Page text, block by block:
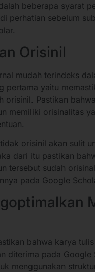
beberapa syarat
perhatian sebelum
Orisinil
mudah terindeks
pertama yaitu
orisinil. Pastikan
memiliki orisinalitas
orisinil akan sulit
dari itu pastikan
tersebut sudah
pada Google
bahwa karya
diterima pada Google
menggunakan